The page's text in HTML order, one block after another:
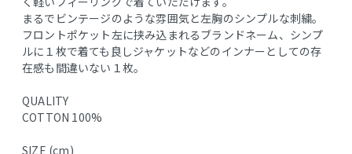
まるでビンテージのような雰囲気と左胸のシンプルな刺繍。
フロントポケット左に挟み込まれるブランドネーム、シンプ
ルに１枚で着ても良しジャケットなどのインナーとしての存
在感も間違いない１枚。
QUALITY
COTTON 100%
SIZE (cm)